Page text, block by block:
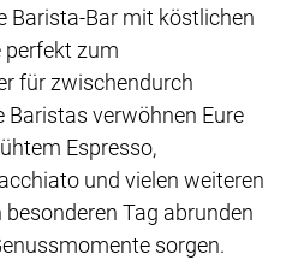
Barista-Bar mit köstlichen
perfekt zum
für zwischendurch
Baristas verwöhnen Eure
Espresso,
und vielen weiteren
Tag abrunden
sorgen.